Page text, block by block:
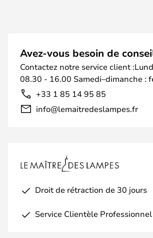
Avez-vous besoin de
Contactez notre service client
08.30 - 16.00 Samedi–dimanche :
+33 1 85 14 95 85
info@lemaitredeslampes.fr
Droit de rétraction de 30 jours
Service Clientèle Professionnel